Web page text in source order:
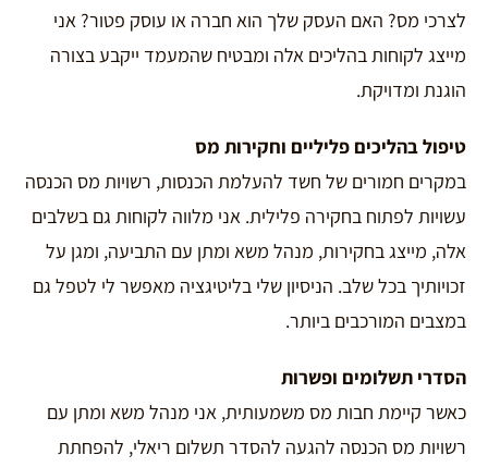
לצרכי מס? האם העסק שלך הוא חברה או עוסק פטור? אני
מייצג לקוחות בהליכים אלה ומבטיח שהמעמד ייקבע בצורה
הוגנת ומדויקת.
טיפול בהליכים פליליים וחקירות מס
במקרים חמורים של חשד להעלמת הכנסות, רשויות מס הכנסה
עשויות לפתוח בחקירה פלילית. אני מלווה לקוחות גם בשלבים
אלה, מייצג בחקירות, מנהל משא ומתן עם התביעה, ומגן על
זכויותיך בכל שלב. הניסיון שלי בליטיגציה מאפשר לי לטפל גם
במצבים המורכבים ביותר.
הסדרי תשלומים ופשרות
כאשר קיימת חבות מס משמעותית, אני מנהל משא ומתן עם
רשויות מס הכנסה להגעה להסדר תשלום ריאלי, להפחתת